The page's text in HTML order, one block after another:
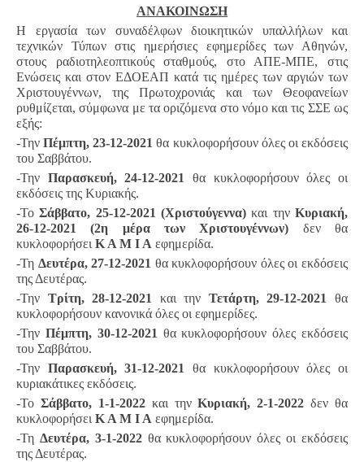
ΑΝΑΚΟΙΝΩΣΗ
Η εργασία των συναδέλφων διοικητικών υπαλλήλων και
τεχνικών Τύπων στις ημερήσιες εφημερίδες των Αθηνών,
στους ραδιοτηλεοπτικούς σταθμούς, στο ΑΠΕ-ΜΠΕ, στις
Ενώσεις και στον ΕΔΟΕΑΠ κατά τις ημέρες των αργιών των
Χριστουγέννων, της Πρωτοχρονιάς και των Θεοφανείων
ρυθμίζεται, σύμφωνα με τα οριζόμενα στο νόμο και τις ΣΣΕ ως
εξής:
-ΤηνΠέμπτη, 23-12-2021 θα κυκλοφορήσουν όλες οι εκδόσεις
του Σαββάτου.
-Την Παρασκευή, 24-12-2021
θα κυκλοφορήσουν όλες οι
εκδόσεις της Κυριακής.
-ΤοΣάββατο, 25-12-2021 (Χριστούγεννα) και τηνΚυριακή,
26-12-2021 (2η μέρα των Χριστουγέννων) δεν θα
κυκλοφορήσει Κ Α Μ Ι Α εφημερίδα.
-Τη Δευτέρα, 27-12-2021 θα κυκλοφορήσουν όλες οι εκδόσεις
της Δευτέρας.
-Την Τρίτη, 28-12-2021 και την Τετάρτη, 29-12-2021
θα
κυκλοφορήσουν κανονικά όλες οι εφημερίδες.
-Την Πέμπτη, 30-12-2021 θα κυκλοφορήσουν όλες εκδόσεις
του Σαββάτου.
-Την Παρασκευή, 31-12-2021
θα κυκλοφορήσουν όλες οι
κυριακάτικες εκδόσεις.
-Το Σάββατο, 1-1-2022και τηνΚυριακή, 2-1-2022 δεν θα
κυκλοφορήσει Κ Α Μ Ι Α εφημερίδα.
-Τη Δευτέρα, 3-1-2022θα κυκλοφορήσουν όλες οι εκδόσεις
της Δευτέρας.